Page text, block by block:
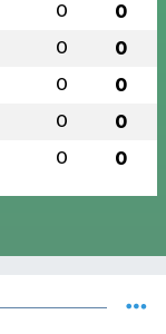
0 0
0 0
0 0
0 0
0 0